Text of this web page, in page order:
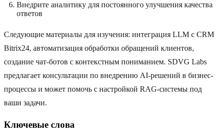
Внедрите аналитику для постоянного улучшения качества
ответов
Следующие материалы для изучения: интеграция LLM с CRM
Bitrix24, автоматизация обработки обращений клиентов,
создание чат-ботов с контекстным пониманием. SDVG Labs
предлагает консультации по внедрению AI-решений в бизнес-
процессы и может помочь с настройкой RAG-системы под
ваши задачи.
Ключевые слова